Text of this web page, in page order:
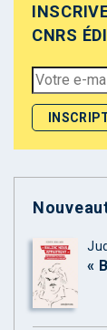
CNRS
«